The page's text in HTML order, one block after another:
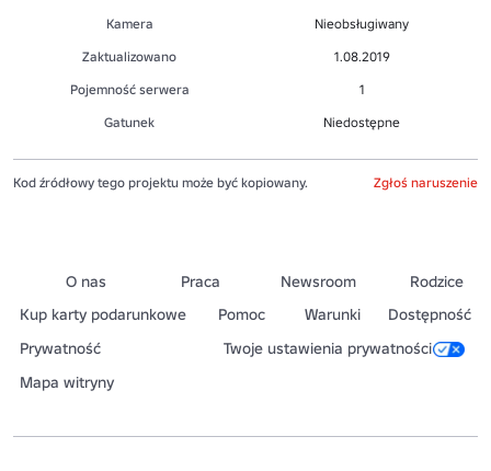
Kamera
Nieobsługiwany
Zaktualizowano
1.08.2019
Pojemność serwera
1
Gatunek
Niedostępne
Kod źródłowy tego projektu może być kopiowany. Zgłoś naruszenie
O nas Praca Newsroom
Rodzice
Kup karty podarunkowe
Pomoc Warunki
Dostępność
Prywatność
Twoje ustawienia prywatności
Mapa witryny